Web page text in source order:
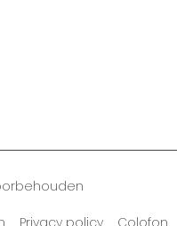
Privacy policy Colofon